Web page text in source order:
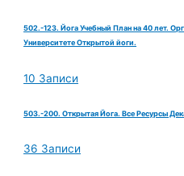
502.-123. Йога Учебный План на 40 лет.
Университете Открытой йоги.
10 Записи
503.-200. Открытая Йога. Все Ресурсы
36 Записи